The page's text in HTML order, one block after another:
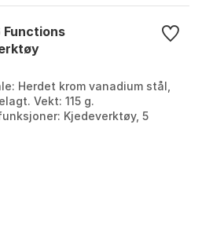
Functions
Herdet krom vanadium stål,
Vekt: 115 g.
Kjedeverktøy, 5
10 mm...